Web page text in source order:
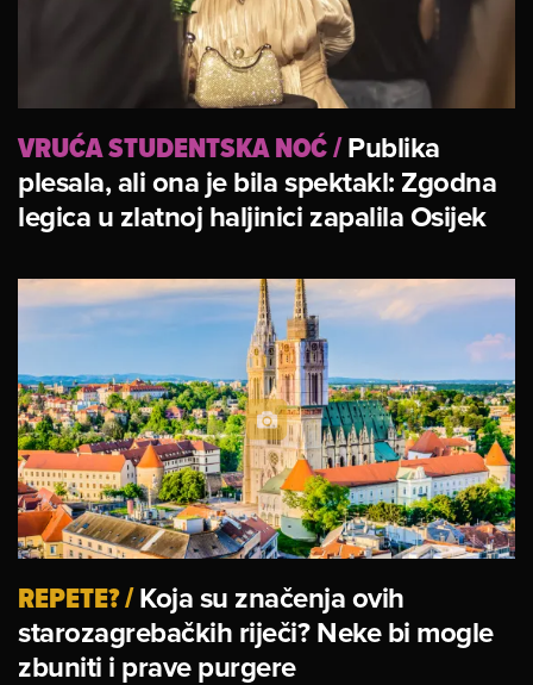
VRUĆA STUDENTSKA NOĆ/Publika
plesala, ali ona je bila spektakl: Zgodna
legica u zlatnoj haljinici zapalila Osijek
REPETE?/Koja su značenja ovih
starozagrebačkih riječi? Neke bi mogle
zbuniti i prave purgere